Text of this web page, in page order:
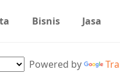
Bisnis Jasa
Powered by